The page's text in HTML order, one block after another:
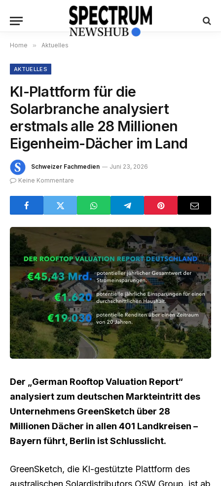
Home » Aktuelles
AKTUELLES
KI-Plattform für die
Solarbranche analysiert
erstmals alle 28 Millionen
Eigenheim-Dächer im Land
Schweizer Fachmedien
Juni 23, 2026
Keine Kommentare
Der „German Rooftop Valuation Report“
analysiert zum deutschen Markteintritt des
Unternehmens GreenSketch über 28
Millionen Dächer in allen 401 Landkreisen –
Bayern führt, Berlin ist Schlusslicht.
GreenSketch, die KI-gestützte Plattform des